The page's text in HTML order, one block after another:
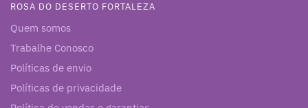
ROSA DO DESERTO FORTALEZA
Quem somos
Trabalhe Conosco
Políticas de envio
Políticas de privacidade